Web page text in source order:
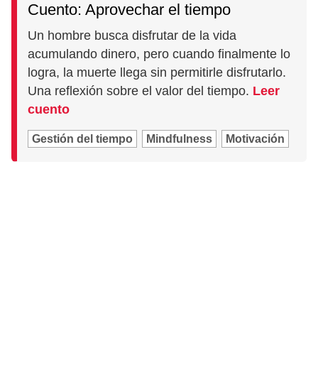
Cuento: Aprovechar el tiempo
Un hombre busca disfrutar de la vida
acumulando dinero, pero cuando finalmente lo
logra, la muerte llega sin permitirle disfrutarlo.
Una reflexión sobre el valor del tiempo. Leer
cuento
Gestión del tiempo Mindfulness Motivación